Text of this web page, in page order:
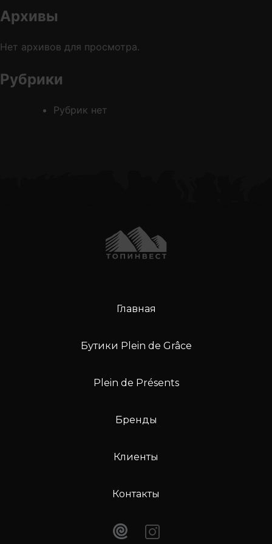
Архивы
Нет архивов для просмотра.
Рубрики
Рубрик нет
Главная
Бутики Plein de Grâce
Plein de Présents
Бренды
Клиенты
Контакты
Обратная Связь